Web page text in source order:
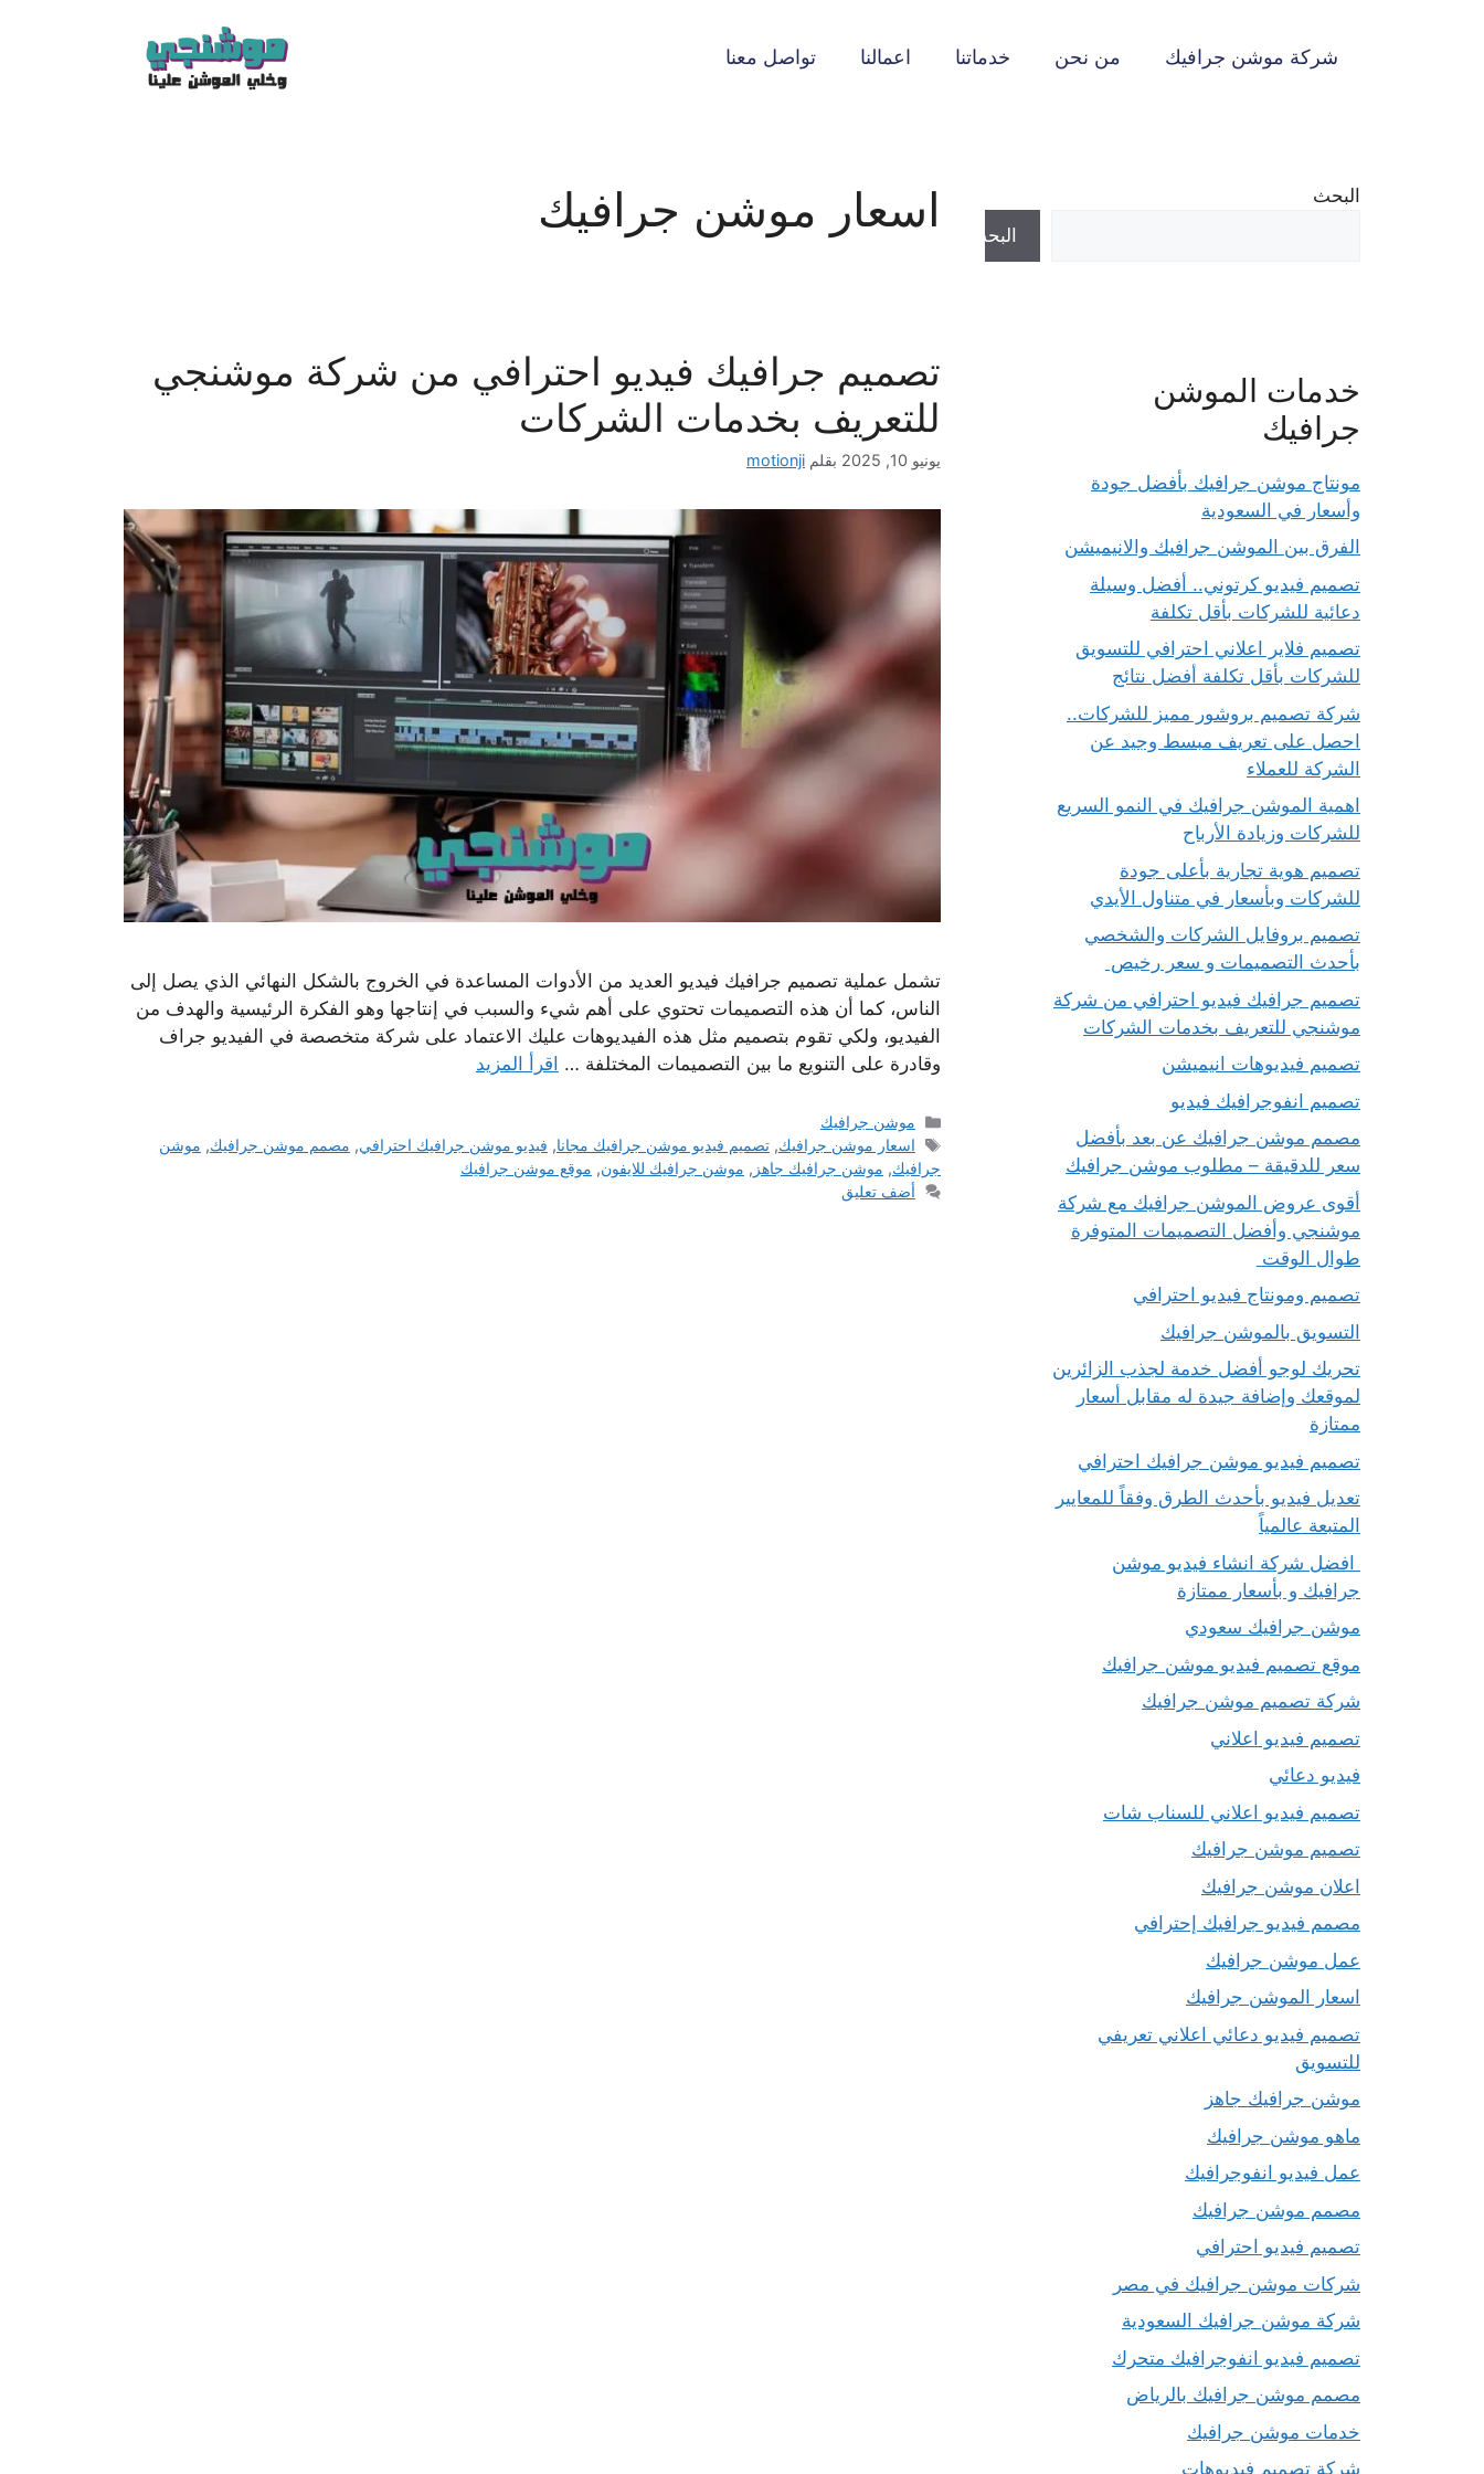
شركة موشن جرافيك من نحن خدماتنا اعمالنا تواصل معنا
اسعار موشن جرافيك
تصميم جرافيك فيديو احترافي من شركة موشنجي
للتعريف بخدمات الشركات
يونيو 10, 2025 بقلم motionji
تشمل عملية تصميم جرافيك فيديو العديد من الأدوات المساعدة في الخروج بالشكل النهائي الذي يصل إلى
الناس، كما أن هذه التصميمات تحتوي على أهم شيء والسبب في إنتاجها وهو الفكرة الرئيسية والهدف من
الفيديو، ولكي تقوم بتصميم مثل هذه الفيديوهات عليك الاعتماد على شركة متخصصة في الفيديو جراف
وقادرة على التنويع ما بين التصميمات المختلفة … اقرأ المزيد
التصنيفات
موشن جرافيك
الوسوم
اسعار موشن جرافيك,تصميم فيديو موشن جرافيك مجانا, فيديو موشن جرافيك احترافي, مصمم موشن جرافيك, موشن
جرافيك, موشن جرافيك جاهز , موشن جرافيك للايفون, موقع موشن جرافيك
أضف تعليق
البحث
البحث
خدمات الموشن
جرافيك
مونتاج موشن جرافيك بأفضل جودة
وأسعار في السعودية
الفرق بين الموشن جرافيك والانيميشن
تصميم فيديو كرتوني.. أفضل وسيلة
دعائية للشركات بأقل تكلفة
تصميم فلاير اعلاني احترافي للتسويق
للشركات بأقل تكلفة أفضل نتائج
شركة تصميم بروشور مميز للشركات..
احصل على تعريف مبسط وجيد عن
الشركة للعملاء
اهمية الموشن جرافيك في النمو السريع
للشركات وزيادة الأرباح
تصميم هوية تجارية بأعلى جودة
للشركات وبأسعار في متناول الأيدي
تصميم بروفايل الشركات والشخصي
بأحدث التصميمات و سعر رخيص
تصميم جرافيك فيديو احترافي من شركة
موشنجي للتعريف بخدمات الشركات
تصميم فيديوهات انيميشن
تصميم انفوجرافيك فيديو
مصمم موشن جرافيك عن بعد بأفضل
سعر للدقيقة – مطلوب موشن جرافيك
أقوى عروض الموشن جرافيك مع شركة
موشنجي وأفضل التصميمات المتوفرة
طوال الوقت
تصميم ومونتاج فيديو احترافي
التسويق بالموشن جرافيك
تحريك لوجو أفضل خدمة لجذب الزائرين
لموقعك وإضافة جيدة له مقابل أسعار
ممتازة
تصميم فيديو موشن جرافيك احترافي
تعديل فيديو بأحدث الطرق وفقاً للمعايير
المتبعة عالمياً
افضل شركة انشاء فيديو موشن
جرافيك و بأسعار ممتازة
موشن جرافيك سعودي
موقع تصميم فيديو موشن جرافيك
شركة تصميم موشن جرافيك
تصميم فيديو اعلاني
فيديو دعائي
تصميم فيديو اعلاني للسناب شات
تصميم موشن جرافيك
اعلان موشن جرافيك
مصمم فيديو جرافيك إحترافي
عمل موشن جرافيك
اسعار الموشن جرافيك
تصميم فيديو دعائي اعلاني تعريفي
للتسويق
موشن جرافيك جاهز
ماهو موشن جرافيك
عمل فيديو انفوجرافيك
مصمم موشن جرافيك
تصميم فيديو احترافي
شركات موشن جرافيك في مصر
شركة موشن جرافيك السعودية
تصميم فيديو انفوجرافيك متحرك
مصمم موشن جرافيك بالرياض
خدمات موشن جرافيك
شركة تصميم فيديوهات